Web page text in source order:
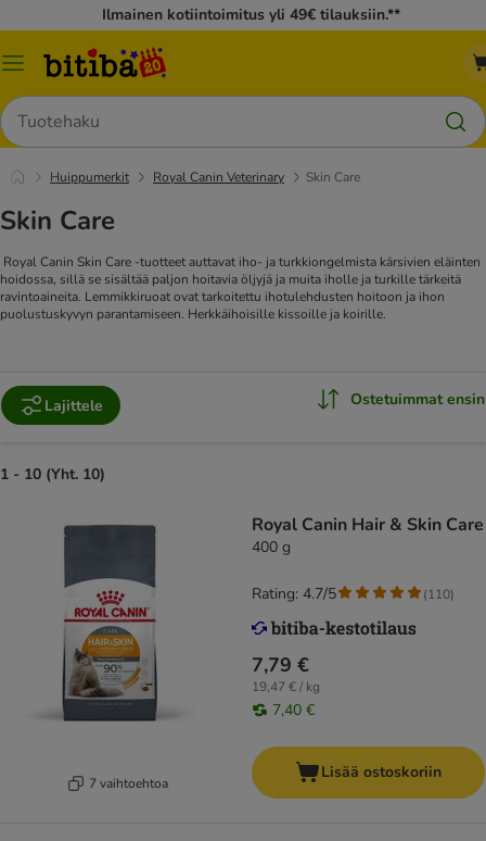
Ilmainen kotiintoimitus yli 49€ tilauksiin.**
Katalogivalikko
Hae
Huippumerkit Royal Canin Veterinary Skin Care
Skin Care
Royal Canin Skin Care -tuotteet auttavat iho- ja turkkiongelmista kärsivien eläinten
hoidossa, sillä se sisältää paljon hoitavia öljyjä ja muita iholle ja turkille tärkeitä
ravintoaineita. Lemmikkiruoat ovat tarkoitettu ihotulehdusten hoitoon ja ihon
puolustuskyvyn parantamiseen. Herkkäihoisille kissoille ja koirille.
Lajittele Ostetuimmat ensin
1 - 10 (Yht. 10)
7 vaihtoehtoa
Royal Canin Hair & Skin Care
400 g
7,79 €
19,47 € / kg
7,40 €
Rating: 4.7/5 (110)
Lisää ostoskoriin